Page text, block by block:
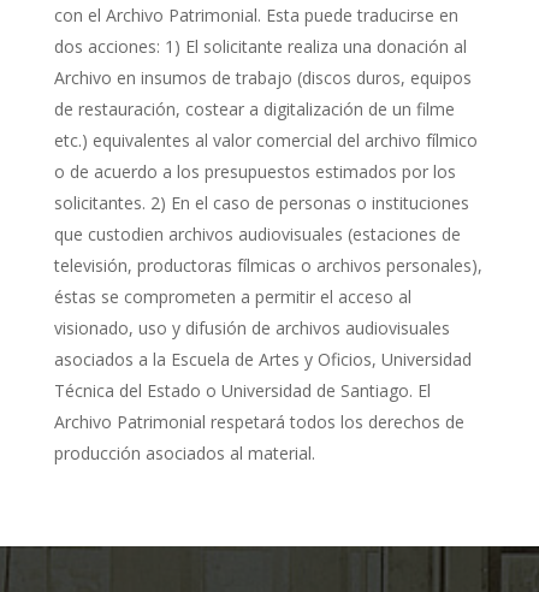
con el Archivo Patrimonial. Esta puede traducirse en
dos acciones: 1) El solicitante realiza una donación al
Archivo en insumos de trabajo (discos duros, equipos
de restauración, costear a digitalización de un filme
etc.) equivalentes al valor comercial del archivo fílmico
o de acuerdo a los presupuestos estimados por los
solicitantes. 2) En el caso de personas o instituciones
que custodien archivos audiovisuales (estaciones de
televisión, productoras fílmicas o archivos personales),
éstas se comprometen a permitir el acceso al
visionado, uso y difusión de archivos audiovisuales
asociados a la Escuela de Artes y Oficios, Universidad
Técnica del Estado o Universidad de Santiago. El
Archivo Patrimonial respetará todos los derechos de
producción asociados al material.